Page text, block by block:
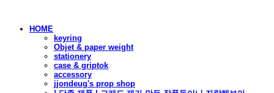
HOME
keyring
Objet & paper weight
stationery
case & griptok
accessory
jjondeug's prop shop